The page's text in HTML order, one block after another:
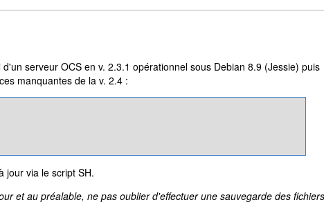
serveur OCS en v. 2.3.1 opérationnel sous Debian 8.9 (Jessie) puis
manquantes de la v. 2.4 :
jour via le script SH.
et au préalable, ne pas oublier d'effectuer une sauvegarde des fichiers